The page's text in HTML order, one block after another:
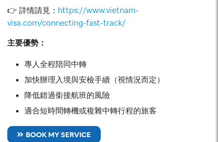
👉 詳情請見： https://www.vietnam-
visa.com/connecting-fast-track/
主要優勢：
專人全程陪同中轉
加快辦理入境與安檢手續（視情況而定）
降低錯過銜接航班的風險
適合短時間轉機或複雜中轉行程的旅客
BOOK MY SERVICE